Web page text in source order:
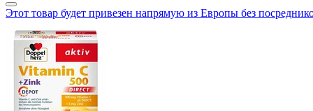
Этот товар будет привезен напрямую из Европы без